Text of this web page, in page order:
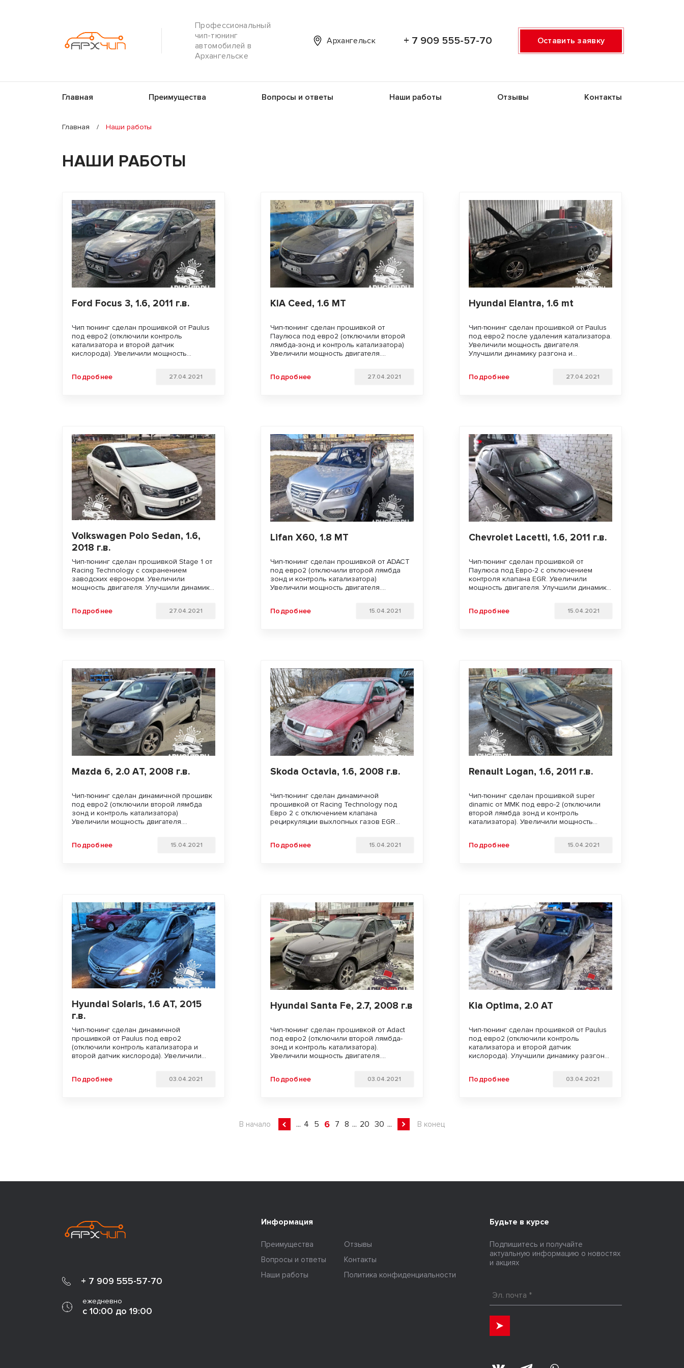
Профессиональный
чип-тюнинг
автомобилей в
Архангельске
Архангельск + 7 909 555-57-70 Оставить заявку
Главная Преимущества Вопросы и ответы Наши работы Отзывы Контакты
Главная / Наши работы
НАШИ РАБОТЫ
Ford Focus 3, 1.6, 2011 г.в.
Чип тюнинг сделан прошивкой от Paulus
под евро2 (отключили контроль
катализатора и второй датчик
кислорода). Увеличили мощность
Подробнее 27.04.2021
KIA Ceed, 1.6 MT
Чип-тюнинг сделан прошивкой от
Паулюса под евро2 (отключили второй
лямбда-зонд и контроль катализатора)
Увеличили мощность двигателя.
дорогах!!!
Подробнее 27.04.2021
Hyundai Elantra, 1.6 mt
Чип-тюнинг сделан прошивкой от Paulus
под евро2 после удаления катализатора.
Увеличили мощность двигателя.
Улучшили динамику разгона и
Подробнее 27.04.2021
Volkswagen Polo Sedan, 1.6,
2018 г.в.
Чип-тюнинг сделан прошивкой Stage 1 от
Racing Technology с сохранением
заводских евронорм. Увеличили
мощность двигателя. Улучшили динамику
Подробнее 27.04.2021
Lifan X60, 1.8 MT
Чип-тюнинг сделан прошивкой от ADACT
под евро2 (отключили второй лямбда
зонд и контроль катализатора)
Увеличили мощность двигателя.
дорогах!!!
Подробнее 15.04.2021
Chevrolet Lacetti, 1.6, 2011 г.в.
Чип-тюнинг сделан прошивкой от
Паулюса под Евро-2 с отключением
контроля клапана EGR. Увеличили
мощность двигателя. Улучшили динамику
Подробнее 15.04.2021
Mazda 6, 2.0 AТ, 2008 г.в.
Чип-тюнинг сделан динамичной прошивк
под евро2 (отключили второй лямбда
зонд и контроль катализатора)
Увеличили мощность двигателя.
дорогах!!!
Подробнее 15.04.2021
Skoda Octavia, 1.6, 2008 г.в.
Чип-тюнинг сделан динамичной
прошивкой от Racing Technology под
Евро 2 с отключением клапана
рециркуляции выхлопных газов EGR
низов и отзывчивость педали газа.
Подробнее 15.04.2021
Renault Logan, 1.6, 2011 г.в.
Чип-тюнинг сделан прошивкой super
dinamic от MMK под евро-2 (отключили
второй лямбда зонд и контроль
катализатора). Увеличили мощность
дорогах!!!
Подробнее 15.04.2021
Hyundai Solaris, 1.6 АT, 2015
г.в.
Чип-тюнинг сделан динамичной
прошивкой от Paulus под евро2
(отключили контроль катализатора и
второй датчик кислорода). Увеличили
Удачи на дорогах!!!
Подробнее 03.04.2021
Hyundai Santa Fe, 2.7, 2008 г.в
Чип-тюнинг сделан прошивкой от Adact
под евро2 (отключили второй лямбда-
зонд и контроль катализатора).
Увеличили мощность двигателя.
дорогах!!!
Подробнее 03.04.2021
Kia Optima, 2.0 AT
Чип-тюнинг сделан прошивкой от Paulus
под евро2 (отключили контроль
катализатора и второй датчик
кислорода). Улучшили динамику разгона
Подробнее 03.04.2021
В начало ... 4 5 6 7 8 ... 20 30 ... В конец
+ 7 909 555-57-70
ежедневно
с 10:00 до 19:00
Информация
Преимущества
Вопросы и ответы
Наши работы
Отзывы
Контакты
Политика конфиденциальности
Будьте в курсе
Подпишитесь и получайте
актуальную информацию о новостях
и акциях